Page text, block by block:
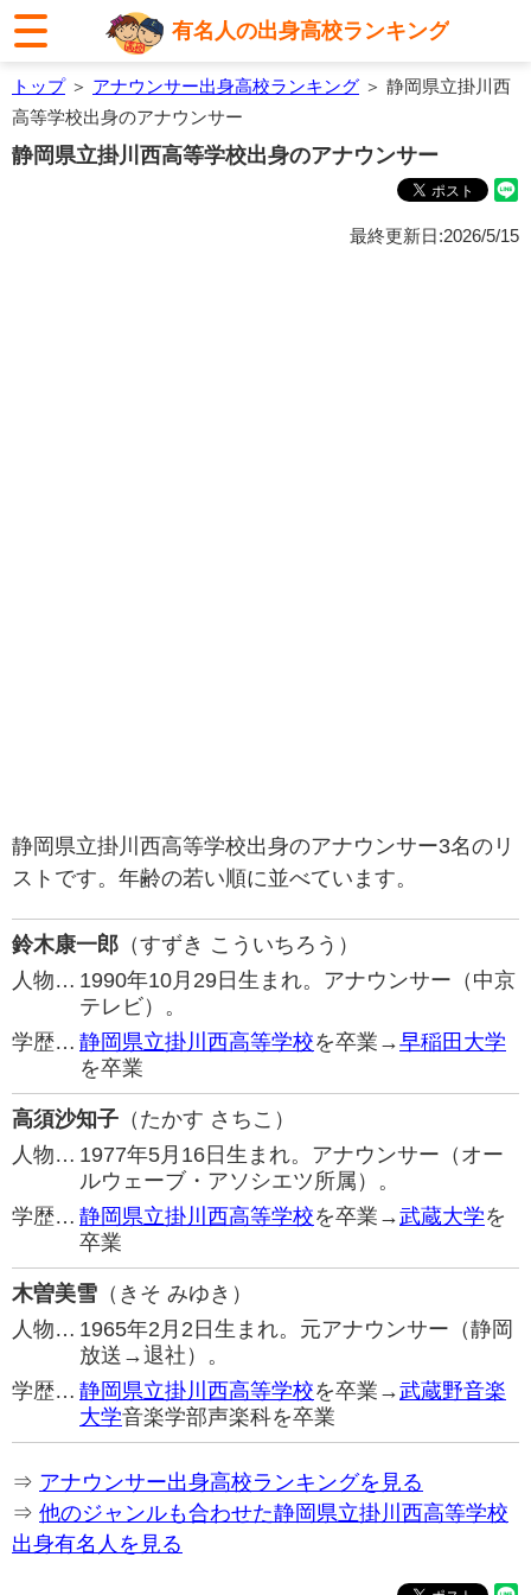
有名人の出身高校ランキング
トップ＞ アナウンサー出身高校ランキング ＞ 静岡県立掛川西
高等学校出身のアナウンサー
静岡県立掛川西高等学校出身のアナウンサー
最終更新日:2026/5/15
静岡県立掛川西高等学校出身のアナウンサー3名のリ
ストです。年齢の若い順に並べています。
鈴木康一郎 （すずき こういちろう）
人物… 1990年10月29日生まれ。アナウンサー（中京
テレビ）。
学歴… 静岡県立掛川西高等学校を卒業→早稲田大学
を卒業
高須沙知子 （たかす さちこ）
人物… 1977年5月16日生まれ。アナウンサー（オー
ルウェーブ・アソシエツ所属）。
学歴… 静岡県立掛川西高等学校を卒業→武蔵大学を
卒業
木曽美雪 （きそ みゆき）
人物… 1965年2月2日生まれ。元アナウンサー（静岡
放送→退社）。
学歴… 静岡県立掛川西高等学校を卒業→武蔵野音楽
大学音楽学部声楽科を卒業
⇒ アナウンサー出身高校ランキングを見る
⇒ 他のジャンルも合わせた静岡県立掛川西高等学校
出身有名人を見る